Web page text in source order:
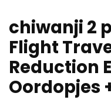
chiwanji 2
Flight
Reduction
Oordopjes